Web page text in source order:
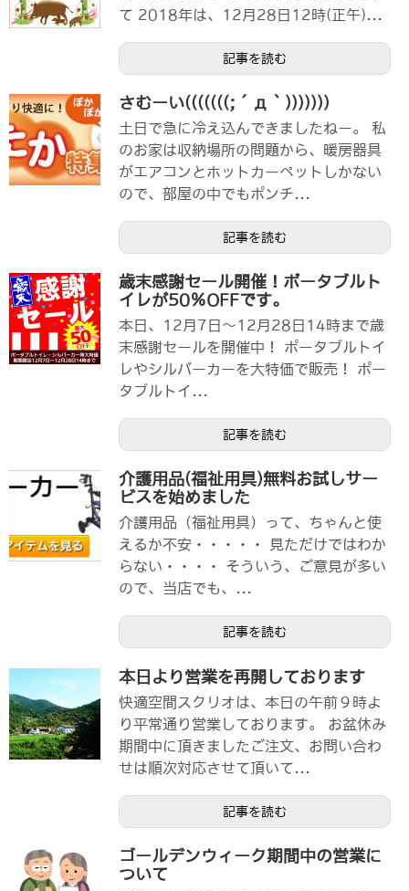
て 2018年は、12月28日12時(正午)...
記事を読む
さむーい(((((((;´д｀)))))))
土日で急に冷え込んできましたねー。 私
のお家は収納場所の問題から、暖房器具
がエアコンとホットカーペットしかない
ので、部屋の中でもポンチ...
記事を読む
歳末感謝セール開催！ポータブルト
イレが50％OFFです。
本日、12月7日～12月28日14時まで歳
末感謝セールを開催中！ ポータブルトイ
レやシルバーカーを大特価で販売！ ポー
タブルトイ...
記事を読む
介護用品(福祉用具)無料お試しサー
ビスを始めました
介護用品（福祉用具）って、ちゃんと使
えるか不安・・・・・ 見ただけではわか
らない・・・・ そういう、ご意見が多い
ので、当店でも、...
記事を読む
本日より営業を再開しております
快適空間スクリオは、本日の午前９時よ
り平常通り営業しております。 お盆休み
期間中に頂きましたご注文、お問い合わ
せは順次対応させて頂いて...
記事を読む
ゴールデンウィーク期間中の営業に
ついて